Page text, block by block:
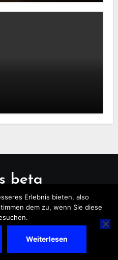
beta
Erlebnis bieten, also
dem zu, wenn Sie diese
Weiterlesen